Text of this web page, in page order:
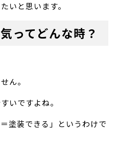
いと思います。
ってどんな時？
ん。
いですよね。
塗装できる」というわけで